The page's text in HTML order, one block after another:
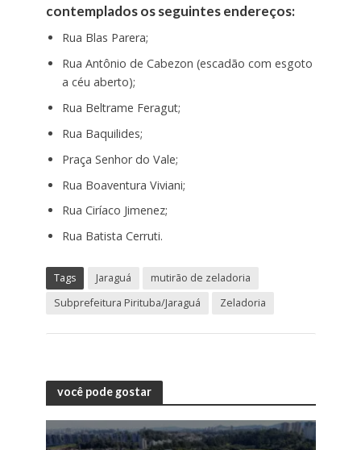
contemplados os seguintes endereços:
Rua Blas Parera;
Rua Antônio de Cabezon (escadão com esgoto
a céu aberto);
Rua Beltrame Feragut;
Rua Baquilides;
Praça Senhor do Vale;
Rua Boaventura Viviani;
Rua Ciríaco Jimenez;
Rua Batista Cerruti.
Tags Jaraguá
mutirão de zeladoria
Subprefeitura Pirituba/Jaraguá
Zeladoria
você pode gostar